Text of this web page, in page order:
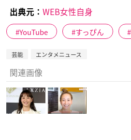
出典元： WEB女性自身
YouTube すっぴん
芸能 エンタメニュース
関連画像